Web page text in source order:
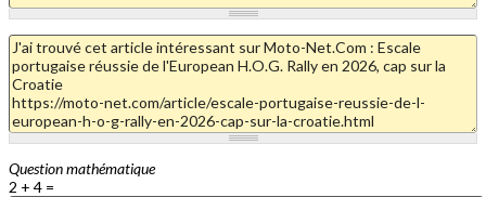
Question mathématique
2 + 4 =